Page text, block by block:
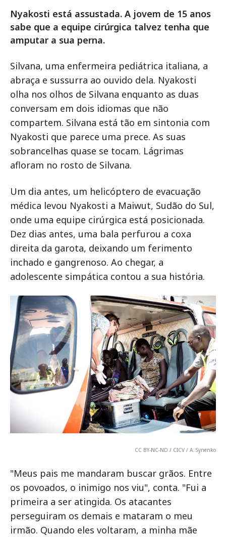
Nyakosti está assustada. A jovem de 15 anos
sabe que a equipe cirúrgica talvez tenha que
amputar a sua perna.
Silvana, uma enfermeira pediátrica italiana, a
abraça e sussurra ao ouvido dela. Nyakosti
olha nos olhos de Silvana enquanto as duas
conversam em dois idiomas que não
compartem. Silvana está tão em sintonia com
Nyakosti que parece uma prece. As suas
sobrancelhas quase se tocam. Lágrimas
afloram no rosto de Silvana.
Um dia antes, um helicóptero de evacuação
médica levou Nyakosti a Maiwut, Sudão do Sul,
onde uma equipe cirúrgica está posicionada.
Dez dias antes, uma bala perfurou a coxa
direita da garota, deixando um ferimento
inchado e gangrenoso. Ao chegar, a
adolescente simpática contou a sua história.
CC BY-NC-ND / CICV / A. Synenko
"Meus pais me mandaram buscar grãos. Entre
os povoados, o inimigo nos viu", conta. "Fui a
primeira a ser atingida. Os atacantes
perseguiram os demais e mataram o meu
irmão. Quando eles voltaram, a minha mãe